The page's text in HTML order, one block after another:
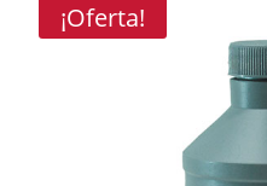
¡Oferta!